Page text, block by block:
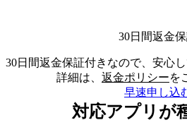
30日間返金
30日間返金保証付きなので、安心
詳細は、 返金ポリシーを
早速申し込
対応アプリが